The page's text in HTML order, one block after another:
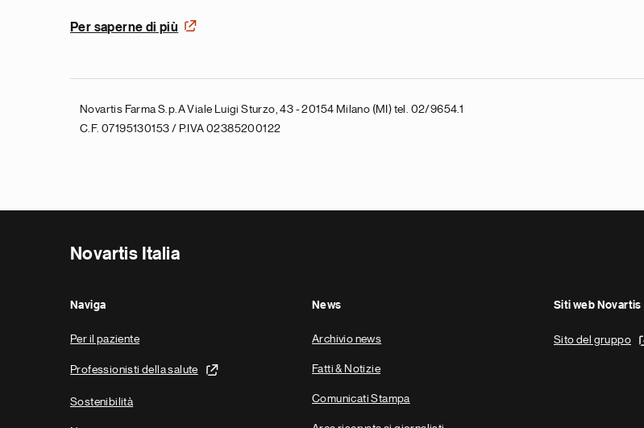
Per saperne di più
Novartis Farma S.p.A Viale Luigi Sturzo, 43 - 20154 Milano (MI) tel. 02/9654.1
C.F. 07195130153 / P.IVA 02385200122
Novartis Italia
Naviga
Per il paziente
Professionisti della salute
Sostenibilità
News
Archivio news
Fatti & Notizie
Comunicati Stampa
Siti web Novartis
Sito del gruppo